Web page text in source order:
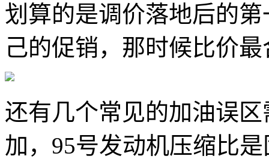
划算的是调价落地后的
己的促销，那时候比价
还有几个常见的加油误
加，95号发动机压缩比